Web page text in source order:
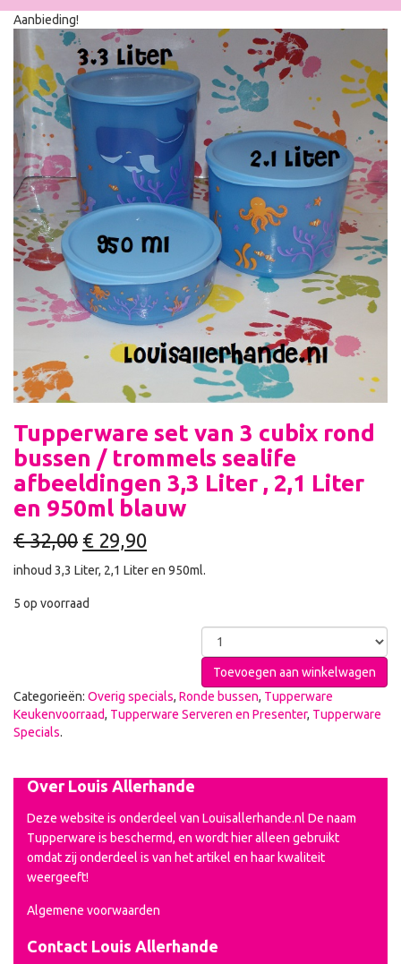
Aanbieding!
Tupperware set van 3 cubix rond
bussen / trommels sealife
afbeeldingen 3,3 Liter , 2,1 Liter
en 950ml blauw
€32,00 € 29,90
inhoud 3,3 Liter, 2,1 Liter en 950ml.
5 op voorraad
Toevoegen aan winkelwagen
Categorieën: Overig specials, Ronde bussen, Tupperware
Keukenvoorraad, Tupperware Serveren en Presenter, Tupperware
Specials.
Over Louis Allerhande
Deze website is onderdeel van Louisallerhande.nl De naam
Tupperware is beschermd, en wordt hier alleen gebruikt
omdat zij onderdeel is van het artikel en haar kwaliteit
weergeeft!
Algemene voorwaarden
Contact Louis Allerhande